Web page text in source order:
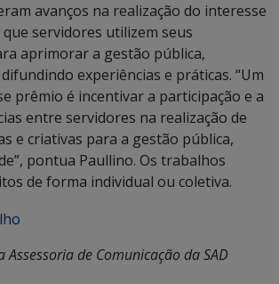
avanços na realização do interesse
servidores utilizem seus
aprimorar a gestão pública,
experiências e práticas. “Um
prêmio é incentivar a participação e a
entre servidores na realização de
e criativas para a gestão pública,
pontua Paullino. Os trabalhos
de forma individual ou coletiva.
Assessoria de Comunicação da SAD